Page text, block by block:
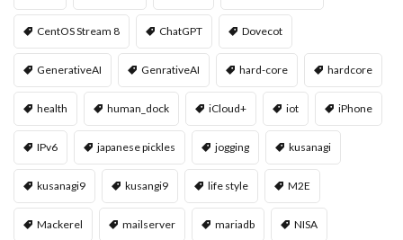
CentOS Stream 8 ChatGPT Dovecot
GenerativeAI GenrativeAI hard-core hardcore
health human_dock iCloud+ iot iPhone
IPv6 japanese pickles jogging kusanagi
kusanagi9 kusangi9 life style M2E
Mackerel mailserver mariadb NISA